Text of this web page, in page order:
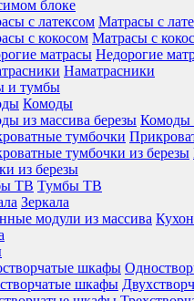
блоке
Матрасы с
Матрасы с
Недорогие
Наматрасники
и тумбы
Комоды
Комоды
из березы
Тумбы ТВ
Зеркала